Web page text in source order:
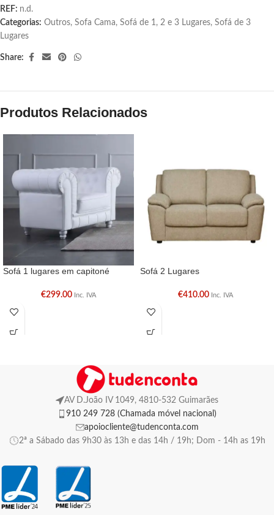
REF: n.d.
Categorias: Outros, Sofa Cama, Sofá de 1, 2 e 3 Lugares, Sofá de 3
Lugares
Share:
Produtos Relacionados
Sofá 1 lugares em capitoné
€299.00 Inc. IVA
Sofá 2 Lugares
€410.00 Inc. IVA
AV D.João IV 1049, 4810-532 Guimarães
910 249 728 (Chamada móvel nacional)
apoiocliente@tudenconta.com
2ª a Sábado das 9h30 às 13h e das 14h / 19h; Dom - 14h as 19h